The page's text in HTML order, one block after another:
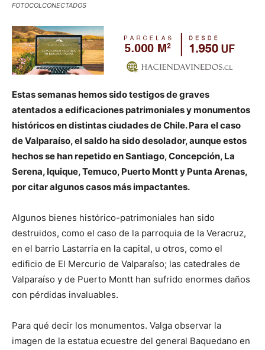
FOTOCOLCONECTADOS
Estas semanas hemos sido testigos de graves
atentados a edificaciones patrimoniales y monumentos
históricos en distintas ciudades de Chile. Para el caso
de Valparaíso, el saldo ha sido desolador, aunque estos
hechos se han repetido en Santiago, Concepción, La
Serena, Iquique, Temuco, Puerto Montt y Punta Arenas,
por citar algunos casos más impactantes.
Algunos bienes histórico-patrimoniales han sido
destruidos, como el caso de la parroquia de la Veracruz,
en el barrio Lastarria en la capital, u otros, como el
edificio de El Mercurio de Valparaíso; las catedrales de
Valparaíso y de Puerto Montt han sufrido enormes daños
con pérdidas invaluables.
Para qué decir los monumentos. Valga observar la
imagen de la estatua ecuestre del general Baquedano en